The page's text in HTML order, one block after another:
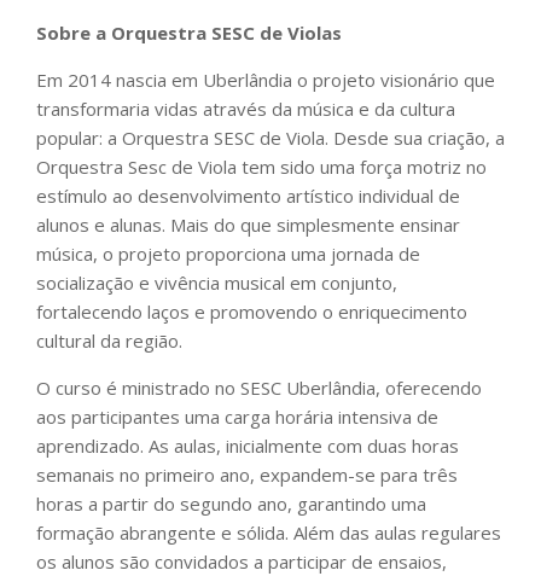
Sobre a Orquestra SESC de Violas
Em 2014 nascia em Uberlândia o projeto visionário que
transformaria vidas através da música e da cultura
popular: a Orquestra SESC de Viola. Desde sua criação, a
Orquestra Sesc de Viola tem sido uma força motriz no
estímulo ao desenvolvimento artístico individual de
alunos e alunas. Mais do que simplesmente ensinar
música, o projeto proporciona uma jornada de
socialização e vivência musical em conjunto,
fortalecendo laços e promovendo o enriquecimento
cultural da região.
O curso é ministrado no SESC Uberlândia, oferecendo
aos participantes uma carga horária intensiva de
aprendizado. As aulas, inicialmente com duas horas
semanais no primeiro ano, expandem-se para três
horas a partir do segundo ano, garantindo uma
formação abrangente e sólida. Além das aulas regulares
os alunos são convidados a participar de ensaios,